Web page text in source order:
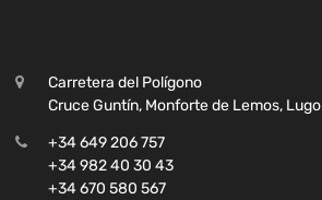
Carretera del Polígono
Cruce Guntín, Monforte de Lemos, Lugo
+34 649 206 757
+34 982 40 30 43
+34 670 580 567